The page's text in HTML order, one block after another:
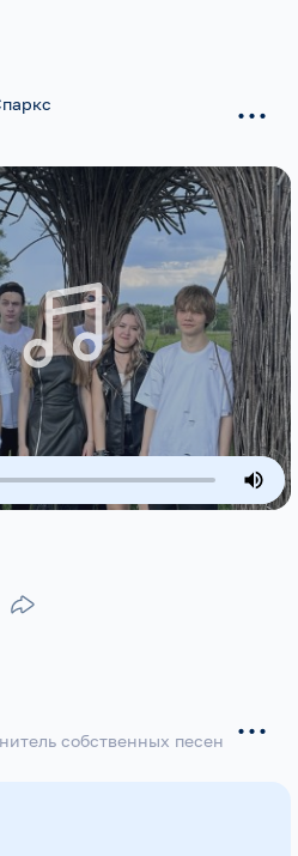
...
собственных песен
...